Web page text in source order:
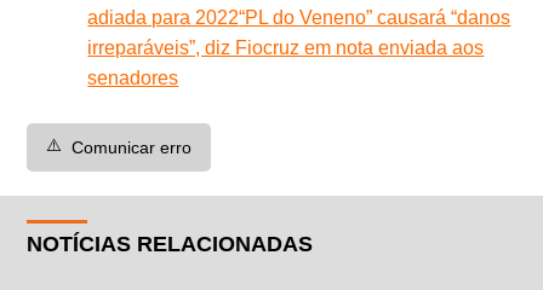
adiada para 2022“PL do Veneno” causará “danos
irreparáveis”, diz Fiocruz em nota enviada aos
senadores
⚠️ Comunicar erro
NOTÍCIAS RELACIONADAS